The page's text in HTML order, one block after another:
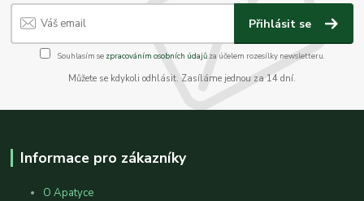
Přihlásit se
Souhlasím se zpracováním osobních údajůza účelem rozesílky newsletteru.
Můžete se kdykoli odhlásit. Zasíláme jednou za 14 dní.
Informace pro zákazníky
O Apatyce